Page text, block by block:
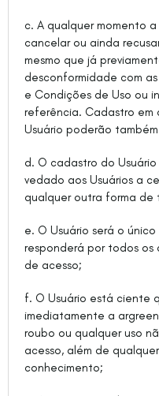
c. A qualquer momento
cancelar ou ainda
mesmo que já
desconformidade com
e Condições de Uso ou
referência. Cadastro em
Usuário poderão
d. O cadastro do
vedado aos Usuários a
qualquer outra forma de
e. O Usuário será o
responderá por todos
de acesso;
f. O Usuário está ciente
imediatamente a
roubo ou qualquer uso
acesso, além de
conhecimento;